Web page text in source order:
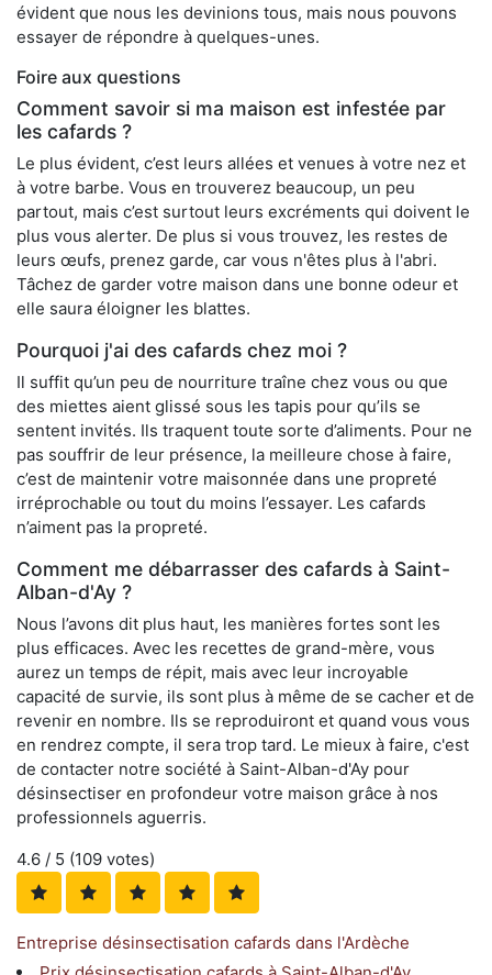
évident que nous les devinions tous, mais nous pouvons
essayer de répondre à quelques-unes.
Foire aux questions
Comment savoir si ma maison est infestée par
les cafards ?
Le plus évident, c’est leurs allées et venues à votre nez et
à votre barbe. Vous en trouverez beaucoup, un peu
partout, mais c’est surtout leurs excréments qui doivent le
plus vous alerter. De plus si vous trouvez, les restes de
leurs œufs, prenez garde, car vous n'êtes plus à l'abri.
Tâchez de garder votre maison dans une bonne odeur et
elle saura éloigner les blattes.
Pourquoi j'ai des cafards chez moi ?
Il suffit qu’un peu de nourriture traîne chez vous ou que
des miettes aient glissé sous les tapis pour qu’ils se
sentent invités. Ils traquent toute sorte d’aliments. Pour ne
pas souffrir de leur présence, la meilleure chose à faire,
c’est de maintenir votre maisonnée dans une propreté
irréprochable ou tout du moins l’essayer. Les cafards
n’aiment pas la propreté.
Comment me débarrasser des cafards à Saint-
Alban-d'Ay ?
Nous l’avons dit plus haut, les manières fortes sont les
plus efficaces. Avec les recettes de grand-mère, vous
aurez un temps de répit, mais avec leur incroyable
capacité de survie, ils sont plus à même de se cacher et de
revenir en nombre. Ils se reproduiront et quand vous vous
en rendrez compte, il sera trop tard. Le mieux à faire, c'est
de contacter notre société à Saint-Alban-d'Ay pour
désinsectiser en profondeur votre maison grâce à nos
professionnels aguerris.
4.6 / 5 (109 votes)
Entreprise désinsectisation cafards dans l'Ardèche